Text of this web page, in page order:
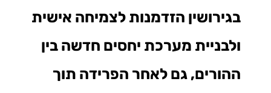
בגירושין הזדמנות לצמיחה אישית
ולבניית מערכת יחסים חדשה בין
ההורים, גם לאחר הפרידה תוך